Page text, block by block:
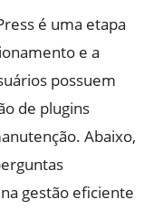
é uma etapa
e a
possuem
de plugins
Abaixo,
gestão eficiente